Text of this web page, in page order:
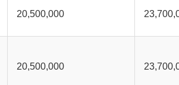
20,500,000
20,500,000